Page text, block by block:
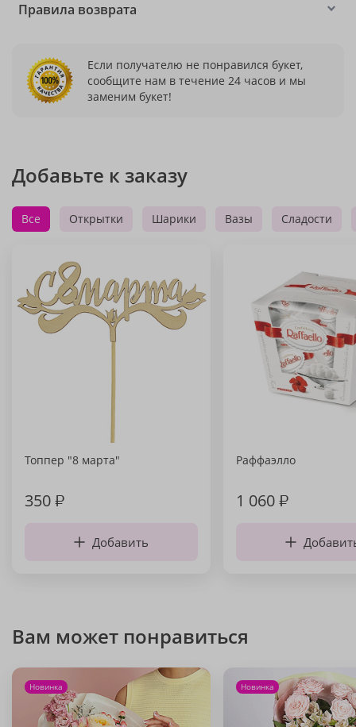
Правила возврата
Если получателю не понравился букет,
сообщите нам в течение 24 часов и мы
заменим букет!
Добавьте к заказу
Все Открытки Шарики Вазы Сладости
Топпер "8 марта"
350₽
Добавить
Раффаэлло
1 060₽
Вам может понравиться
Новинка Новинка